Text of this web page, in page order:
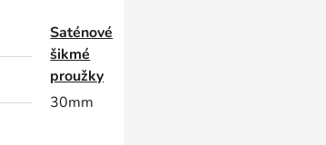
Saténové
šikmé
proužky
30mm